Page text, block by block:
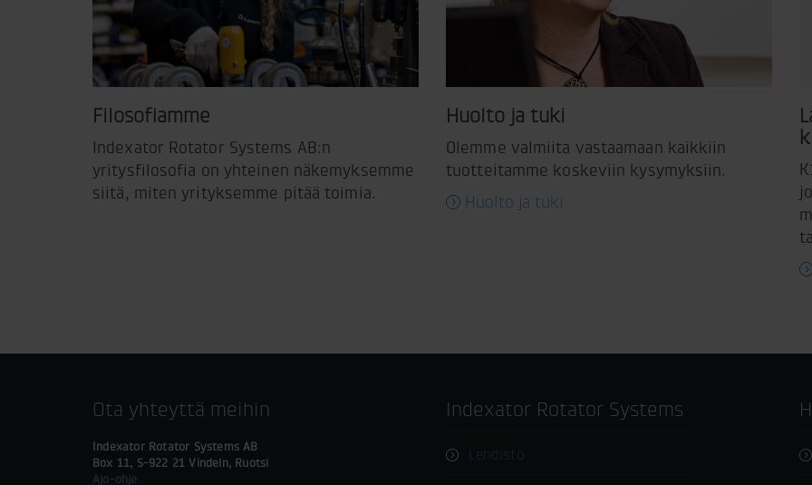
Filosofiamme
Indexator Rotator Systems AB:n
yritysfilosofia on yhteinen näkemyksemme
siitä, miten yrityksemme pitää toimia.
Huolto ja tuki
Olemme valmiita vastaamaan kaikkiin
tuotteitamme koskeviin kysymyksiin.
Huolto ja tuki
Ota yhteyttä meihin
Indexator Rotator Systems AB
Box 11, S-922 21 Vindeln, Ruotsi
Ajo-ohje
Indexator Rotator Systems
Lehdistö